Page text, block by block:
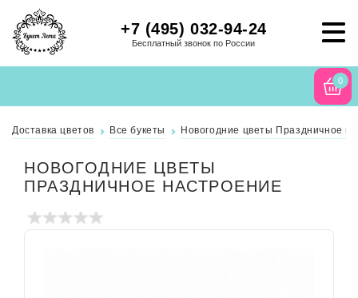
+7 (495) 032-94-24
Бесплатный звонок по России
0
Доставка цветов Все букеты Новогодние цветы Праздничное
НОВОГОДНИЕ ЦВЕТЫ
ПРАЗДНИЧНОЕ НАСТРОЕНИЕ